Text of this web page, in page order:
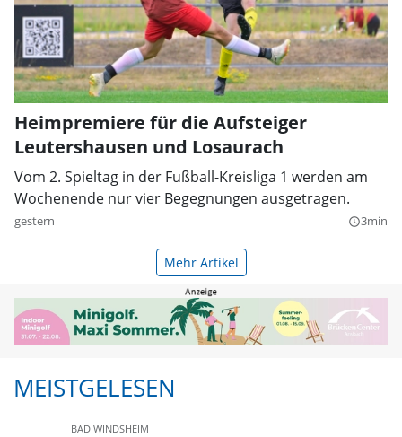
Heimpremiere für die Aufsteiger
Leutershausen und Losaurach
Vom 2. Spieltag in der Fußball-Kreisliga 1 werden am
Wochenende nur vier Begegnungen ausgetragen.
gestern query_builder3min
Mehr Artikel
MEISTGELESEN
BAD WINDSHEIM